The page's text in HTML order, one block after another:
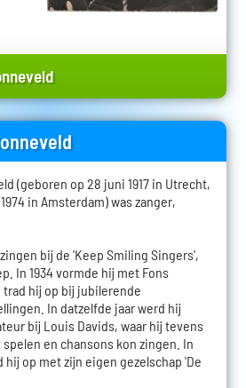
(geboren op 28 juni 1917 in Utrecht,
in Amsterdam) was zanger,
bij de 'Keep Smiling Singers',
In 1934 vormde hij met Fons
trad hij op bij jubilerende
In datzelfde jaar werd hij
bij Louis Davids, waar hij tevens
en chansons kon zingen. In
op met zijn eigen gezelschap 'De